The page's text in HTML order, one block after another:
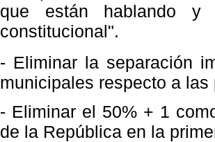
que están hablando y
constitucional".
- Eliminar la separación
municipales respecto a
- Eliminar el 50% + 1
de la República en la